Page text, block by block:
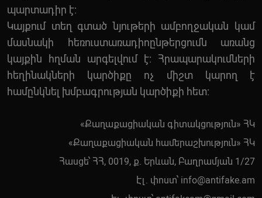
պարտադիր է:
Կայքում տեղ գտած նյութերի ամբողջական կամ
մասնակի հեռուստառադիոընթերցումն առանց
կայքին հղման արգելվում է: Հրապարակումների
հեղինակների կարծիքը ոչ միշտ կարող է
համընկնել խմբագրության կարծիքի հետ:
«Քաղաքացիական գիտակցություն» ՀԿ
«Քաղաքացիական համերաշխություն» ՀԿ
Հասցե՝ ՀՀ, 0019, ք. Երևան, Բաղրամյան 1/27
Էլ. փոստ՝ info@antifake.am